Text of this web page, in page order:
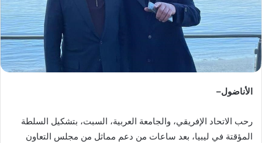
د
إ
ت
الأناضول–
رحب الاتحاد الإفريقي، والجامعة العربية، السبت، بتشكيل السلطة
المؤقتة في ليبيا، بعد ساعات من دعم مماثل من مجلس التعاون